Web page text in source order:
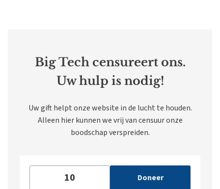
Big Tech censureert ons.
Uw hulp is nodig!
Uw gift helpt onze website in de lucht te houden.
Alleen hier kunnen we vrij van censuur onze
boodschap verspreiden.
Doneer